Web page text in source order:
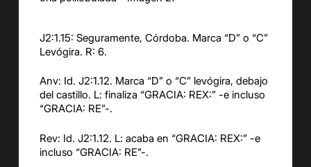
J2:1.15: Seguramente, Córdoba. Marca “D” o “C”
Levógira. R: 6.
Anv: Id. J2:1.12. Marca “D” o “C” levógira, debajo
del castillo. L: finaliza “GRACIA: REX:” -e incluso
“GRACIA: RE”-.
Rev: Id. J2:1.12. L: acaba en “GRACIA: REX:” -e
incluso “GRACIA: RE”-.